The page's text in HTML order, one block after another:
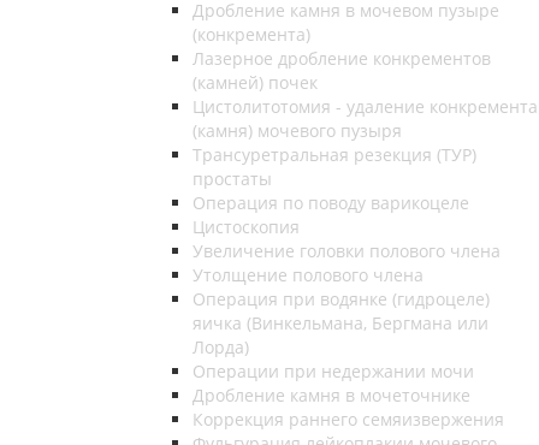
Дробление камня в мочевом пузыре
(конкремента)
Лазерное дробление конкрементов
(камней) почек
Цистолитотомия - удаление конкремента
(камня) мочевого пузыря
Трансуретральная резекция (ТУР)
простаты
Операция по поводу варикоцеле
Цистоскопия
Увеличение головки полового члена
Утолщение полового члена
Операция при водянке (гидроцеле)
яичка (Винкельмана, Бергмана или
Лорда)
Операции при недержании мочи
Дробление камня в мочеточнике
Коррекция раннего семяизвержения